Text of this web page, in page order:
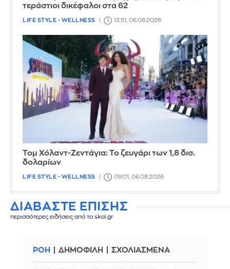
τεράστιοι δικέφαλοι στα 62
LIFE STYLE - WELLNESS 13:51, 06.08.2026
Τομ Χόλαντ-Ζεντάγια: Το ζευγάρι των 1,8 δισ.
δολαρίων
LIFE STYLE - WELLNESS 09:01, 06.08.2026
ΔΙΑΒΑΣΤΕ ΕΠΙΣΗΣ
περισσότερες ειδήσεις από το skai.gr
ΡΟΗ ΔΗΜΟΦΙΛΗ ΣΧΟΛΙΑΣΜΕΝΑ